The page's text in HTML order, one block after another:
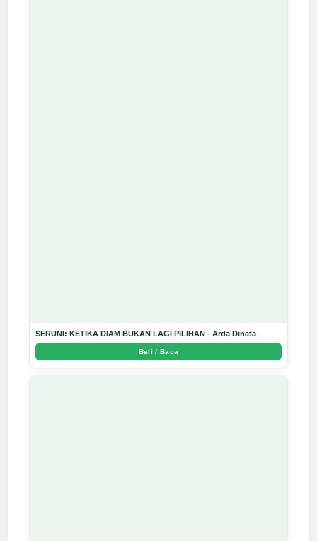
SERUNI: KETIKA DIAM BUKAN LAGI PILIHAN - Arda Dinata
Beli / Baca